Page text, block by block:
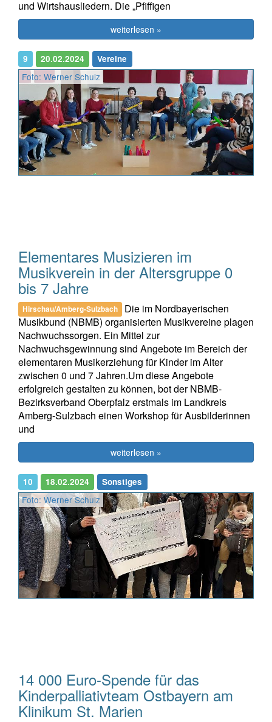
und Wirtshausliedern. Die „Pfiffigen
weiterlesen »
9 20.02.2024 Vereine
Foto: Werner Schulz
Elementares Musizieren im
Musikverein in der Altersgruppe 0
bis 7 Jahre
Hirschau/Amberg-Sulzbach
Die im Nordbayerischen
Musikbund (NBMB) organisierten Musikvereine plagen
Nachwuchssorgen. Ein Mittel zur
Nachwuchsgewinnung sind Angebote im Bereich der
elementaren Musikerziehung für Kinder im Alter
zwischen 0 und 7 Jahren.Um diese Angebote
erfolgreich gestalten zu können, bot der NBMB-
Bezirksverband Oberpfalz erstmals im Landkreis
Amberg-Sulzbach einen Workshop für Ausbilderinnen
und
weiterlesen »
10 18.02.2024 Sonstiges
Foto: Werner Schulz
14 000 Euro-Spende für das
Kinderpalliativteam Ostbayern am
Klinikum St. Marien